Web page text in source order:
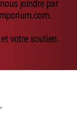
joindre par
votre soutien.